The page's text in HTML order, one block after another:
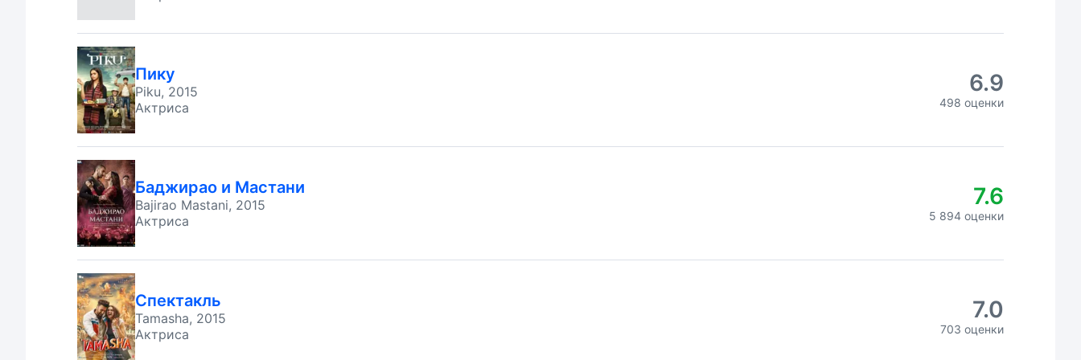
Пику
Piku, 2015
Актриса
6.9
498 оценки
Баджирао и Мастани
Bajirao Mastani, 2015
Актриса
7.6
5 894 оценки
Спектакль
Tamasha, 2015
Актриса
7.0
703 оценки